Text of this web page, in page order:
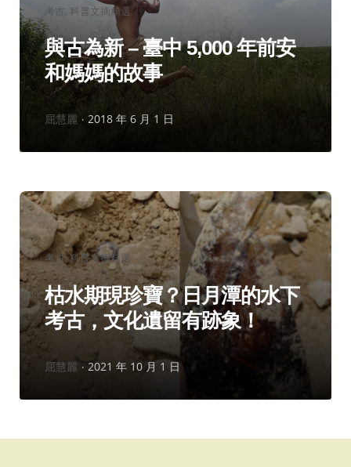
分
類：
考古 科普文摘精選
與古為新 – 臺中 5,000 年前安
和媽媽的故事
作
屈慧麗 2018 年 6 月 1 日
分
類：
考古 科普文摘精選
枯水期現珍寶？日月潭的水下
考古，文化遺留有跡象！
作
屈慧麗 2021 年 10 月 1 日